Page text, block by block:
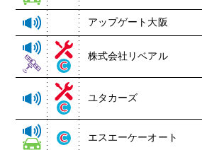
アップゲート大阪
株式会社リベアル
ユタカーズ
エスエーケーオート